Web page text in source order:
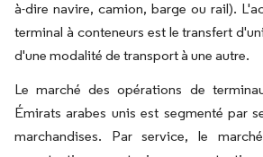
à-dire navire, camion, barge ou rail).
terminal à conteneurs est le transfert
d'une modalité de transport à une autre.
Le marché des opérations de
Émirats arabes unis est segmenté par
marchandises. Par service, le